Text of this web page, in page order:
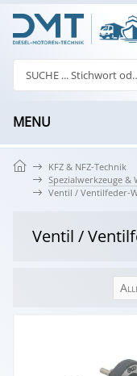
MENU
KFZ & NFZ-Technik
Spezialwerkzeuge &
Ventil / Ventilfeder-
Ventil /